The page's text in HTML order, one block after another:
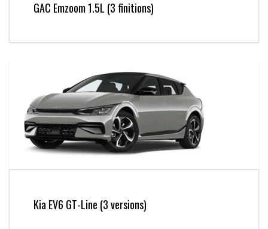
GAC Emzoom 1.5L (3 finitions)
Kia EV6 GT-Line (3 versions)